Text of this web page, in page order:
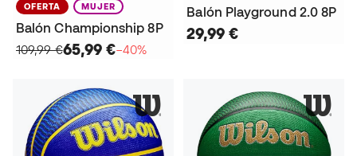
OFERTA MUJER
Balón Championship 8P
109,99 €65,99 €−40%
Balón Playground 2.0 8P
29,99 €